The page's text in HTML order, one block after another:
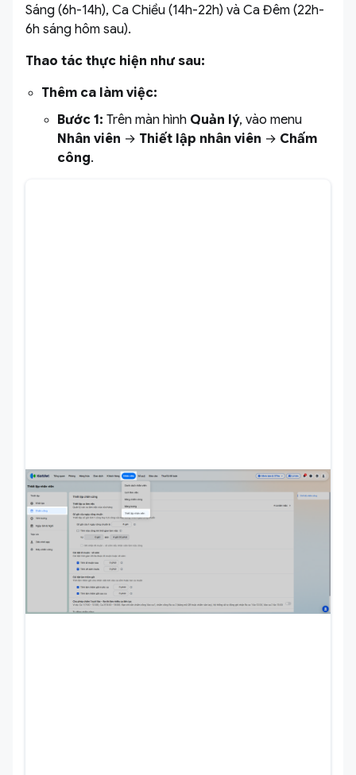
Sáng (6h-14h), Ca Chiều (14h-22h) và Ca Đêm (22h-
6h sáng hôm sau).
Thao tác thực hiện như sau:
Thêm ca làm việc:
Bước 1: Trên màn hình Quản lý, vào menu
Nhân viên → Thiết lập nhân viên → Chấm
công.